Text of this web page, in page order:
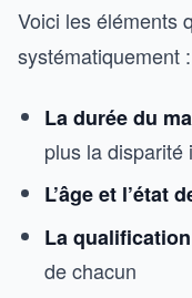
Voici les éléments
systématiquement :
La durée du
plus la disparité
L’âge et l’état
La
de chacun